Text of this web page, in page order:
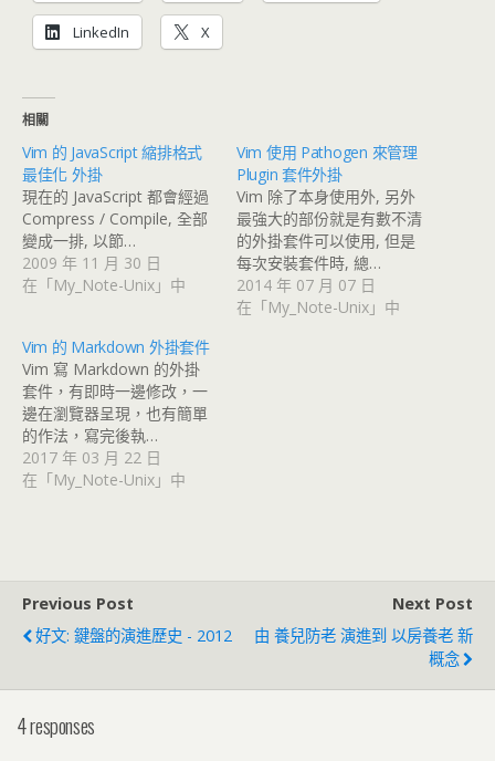
LinkedIn X
相關
Vim 的 JavaScript 縮排格式
最佳化 外掛
現在的 JavaScript 都會經過
Compress / Compile, 全部
變成一排, 以節…
2009 年 11 月 30 日
在「My_Note-Unix」中
Vim 使用 Pathogen 來管理
Plugin 套件外掛
Vim 除了本身使用外, 另外
最強大的部份就是有數不清
的外掛套件可以使用, 但是
每次安裝套件時, 總…
2014 年 07 月 07 日
在「My_Note-Unix」中
Vim 的 Markdown 外掛套件
Vim 寫 Markdown 的外掛
套件，有即時一邊修改，一
邊在瀏覽器呈現，也有簡單
的作法，寫完後執…
2017 年 03 月 22 日
在「My_Note-Unix」中
Previous Post
好文: 鍵盤的演進歷史 - 2012
Next Post
由 養兒防老 演進到 以房養老 新
概念
4 responses